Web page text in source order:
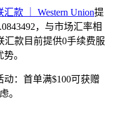
汇款 ｜ Western Union提
，与市场汇率相
汇款目前提供0手续费服
。
：首单满$100可获赠
。